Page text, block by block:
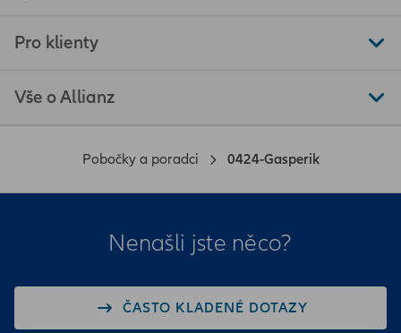
Pro klienty
Vše o Allianz
Nenašli jste něco?
ČASTO KLADENÉ DOTAZY
Pobočky a poradci 0424-Gasperik